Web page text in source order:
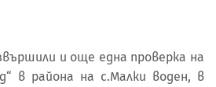
и още една проверка на
в района на с.Малки воден, в